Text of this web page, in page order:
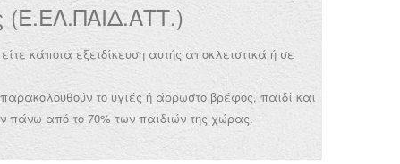
κάποια εξειδίκευση αυτής αποκλειστικά ή σε
το υγιές ή άρρωστο βρέφος, παιδί και
πάνω από το 70% των παιδιών της χώρας.